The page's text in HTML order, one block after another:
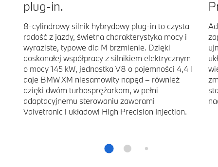
plug-in.
8-cylindrowy silnik hybrydowy plug-in to czysta
radość z jazdy, świetna charakterystyka mocy i
wyraziste, typowe dla M brzmienie. Dzięki
doskonałej współpracy z silnikiem elektrycznym
o mocy 145 kW, jednostka V8 o pojemności 4,4 l
daje BMW XM niesamowity napęd – również
dzięki dwóm turbosprężarkom, w pełni
adaptacyjnemu sterowaniu zaworami
Valvetronic i układowi High Precision Injection.